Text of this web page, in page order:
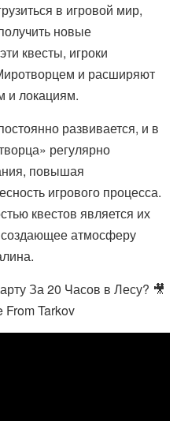
в игровой мир,
новые
квесты, игроки
и расширяют
и локациям.
развивается, и в
регулярно
повышая
игрового процесса.
квестов является их
атмосферу
За 20 Часов в Лесу? 🎥
From Tarkov